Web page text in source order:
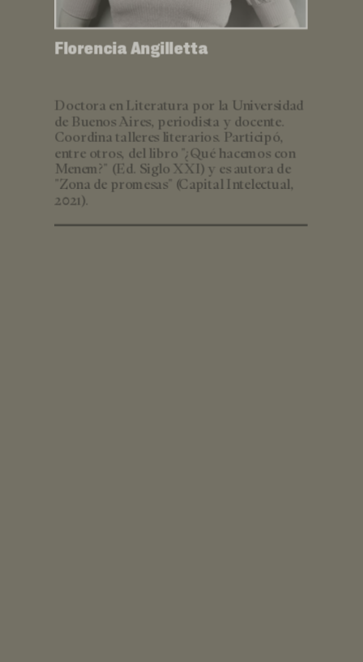
Florencia Angilletta
Doctora en Literatura por la Universidad
de Buenos Aires, periodista y docente.
Coordina talleres literarios. Participó,
entre otros, del libro "¿Qué hacemos con
Menem?" (Ed. Siglo XXI) y es autora de
"Zona de promesas" (Capital Intelectual,
2021).